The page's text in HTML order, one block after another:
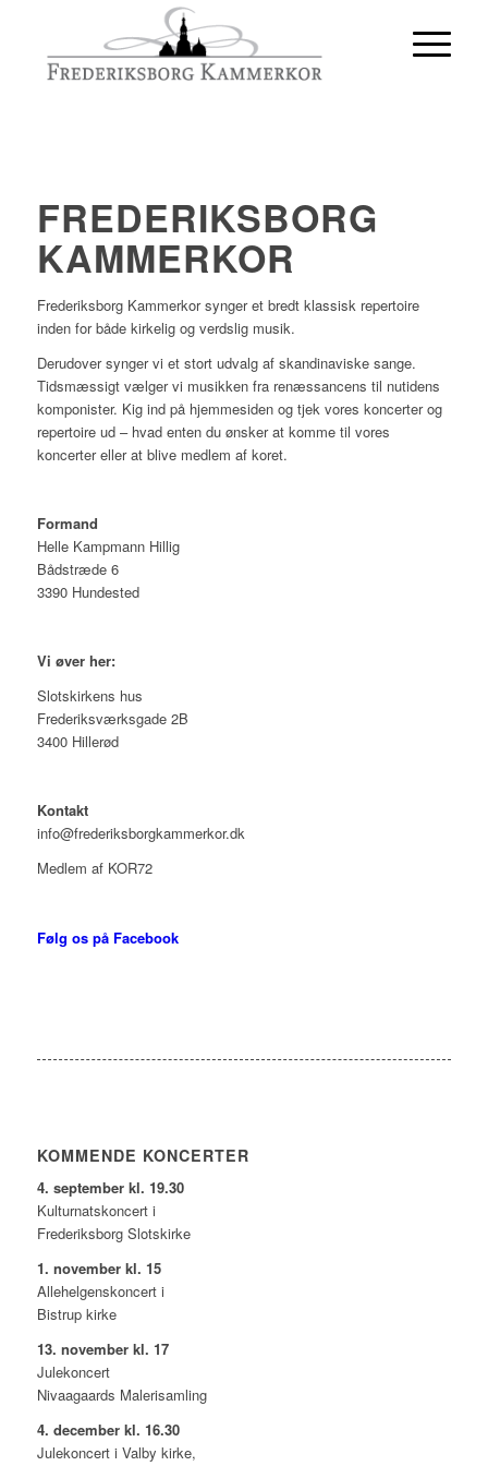
FREDERIKSBORG
KAMMERKOR
Frederiksborg Kammerkor synger et bredt klassisk repertoire
inden for både kirkelig og verdslig musik.
Derudover synger vi et stort udvalg af skandinaviske sange.
Tidsmæssigt vælger vi musikken fra renæssancens til nutidens
komponister. Kig ind på hjemmesiden og tjek vores koncerter og
repertoire ud – hvad enten du ønsker at komme til vores
koncerter eller at blive medlem af koret.
Formand
Helle Kampmann Hillig
Bådstræde 6
3390 Hundested
Vi øver her:
Slotskirkens hus
Frederiksværksgade 2B
3400 Hillerød
Kontakt
info@frederiksborgkammerkor.dk
Medlem af KOR72
Følg os på Facebook
KOMMENDE KONCERTER
4. september kl. 19.30
Kulturnatskoncert i
Frederiksborg Slotskirke
1. november kl. 15
Allehelgenskoncert i
Bistrup kirke
13. november kl. 17
Julekoncert
Nivaagaards Malerisamling
4. december kl. 16.30
Julekoncert i Valby kirke,